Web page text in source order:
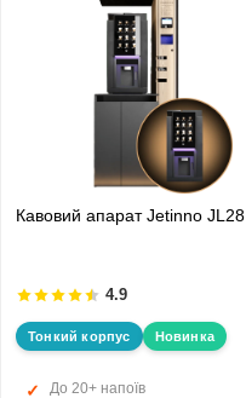
Кавовий апарат Jetinno JL28
4.9
Тонкий корпус Новинка
До 20+ напоїв